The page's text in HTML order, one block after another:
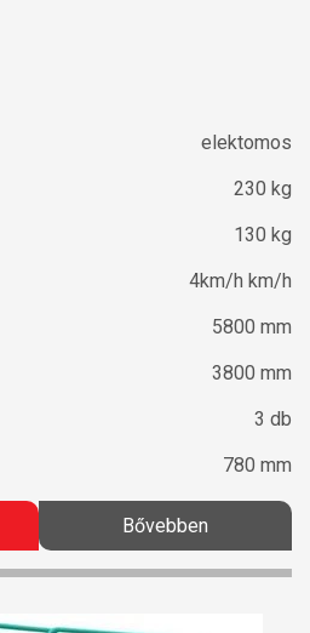
elektomos
230 kg
130 kg
4km/h km/h
5800 mm
3800 mm
3 db
780 mm
Bővebben